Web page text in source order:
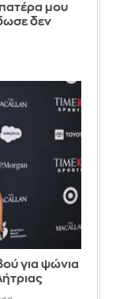
μου
δεν
για ψώνια